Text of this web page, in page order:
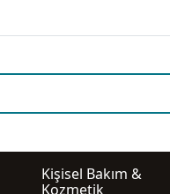
Kişisel Bakım &
Kozmetik